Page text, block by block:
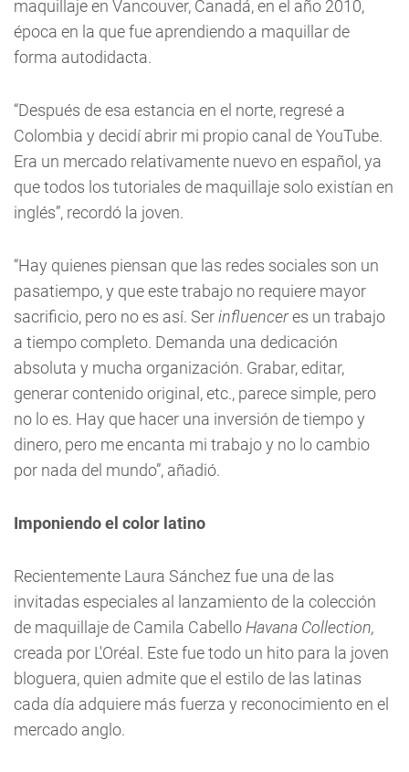
maquillaje en Vancouver, Canadá, en el año 2010,
época en la que fue aprendiendo a maquillar de
forma autodidacta.
“Después de esa estancia en el norte, regresé a
Colombia y decidí abrir mi propio canal de YouTube.
Era un mercado relativamente nuevo en español, ya
que todos los tutoriales de maquillaje solo existían en
inglés”, recordó la joven.
“Hay quienes piensan que las redes sociales son un
pasatiempo, y que este trabajo no requiere mayor
sacrificio, pero no es así. Serinfluenceres un trabajo
a tiempo completo. Demanda una dedicación
absoluta y mucha organización. Grabar, editar,
generar contenido original, etc., parece simple, pero
no lo es. Hay que hacer una inversión de tiempo y
dinero, pero me encanta mi trabajo y no lo cambio
por nada del mundo”, añadió.
Imponiendo el color latino
Recientemente Laura Sánchez fue una de las
invitadas especiales al lanzamiento de la colección
de maquillaje de Camila Cabello Havana Collection,
creada por L'Oréal. Este fue todo un hito para la joven
bloguera, quien admite que el estilo de las latinas
cada día adquiere más fuerza y reconocimiento en el
mercado anglo.